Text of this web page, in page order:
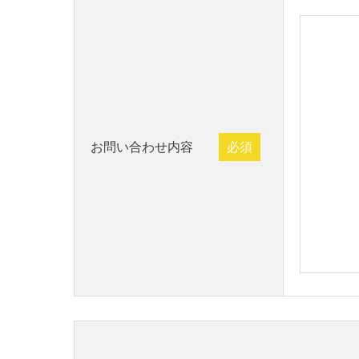
お問い合わせ内容 必須